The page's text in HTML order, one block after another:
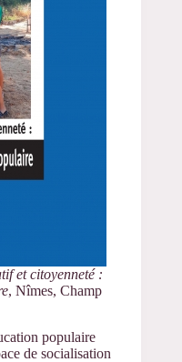
et citoyenneté :
, Nîmes, Champ
populaire
de socia­lisation